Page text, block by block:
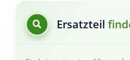
Ersatzteil